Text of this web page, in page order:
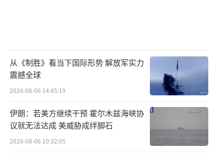
1，世代友好，永不为敌。
2，平等相待，合作共赢。
3，不结盟、不对抗、不针对第三方。
前面两点，都好理解，第三点，为什么是
从《制胜》看当下国际形势 解放军实力
震撼全球
2026-08-06 14:45:19
伊朗：若美方继续干预 霍尔木兹海峡协
议就无法达成 美威胁成绊脚石
2026-08-06 10:32:05